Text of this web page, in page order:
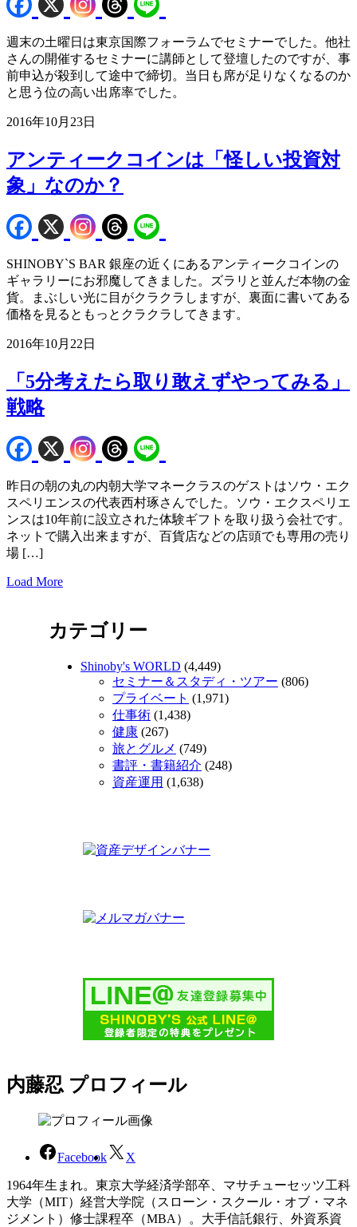
週末の土曜日は東京国際フォーラムでセミナーでした。他社
さんの開催するセミナーに講師として登壇したのですが、事
前申込が殺到して途中で締切。当日も席が足りなくなるのか
と思う位の高い出席率でした。
2016年10月23日
アンティークコインは「怪しい投資対
象」なのか？
SHINOBY`S BAR 銀座の近くにあるアンティークコインの
ギャラリーにお邪魔してきました。ズラリと並んだ本物の金
貨。まぶしい光に目がクラクラしますが、裏面に書いてある
価格を見るともっとクラクラしてきます。
2016年10月22日
「5分考えたら取り敢えずやってみる」
戦略
昨日の朝の丸の内朝大学マネークラスのゲストはソウ・エク
スペリエンスの代表西村琢さんでした。ソウ・エクスペリエ
ンスは10年前に設立された体験ギフトを取り扱う会社です。
ネットで購入出来ますが、百貨店などの店頭でも専用の売り
場 […]
Load More
カテゴリー
Shinoby's WORLD (4,449)
セミナー＆スタディ・ツアー (806)
プライベート (1,971)
仕事術 (1,438)
健康 (267)
旅とグルメ (749)
書評・書籍紹介 (248)
資産運用 (1,638)
内藤忍 プロフィール
Facebook X
1964年生まれ。東京大学経済学部卒、マサチューセッツ工科
大学（MIT）経営大学院（スローン・スクール・オブ・マネ
ジメント）修士課程卒（MBA）。大手信託銀行、外資系資